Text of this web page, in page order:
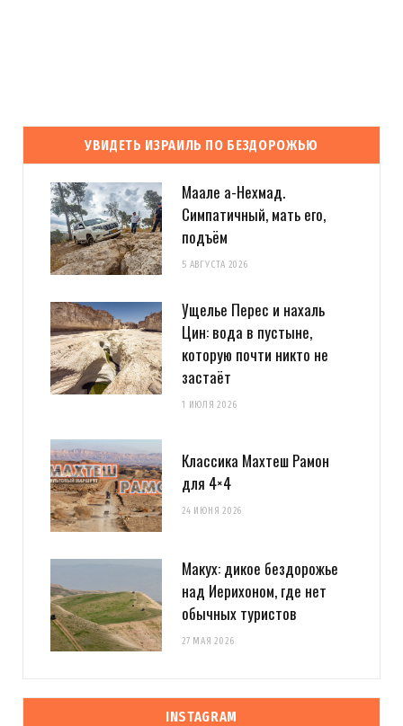
УВИДЕТЬ ИЗРАИЛЬ ПО БЕЗДОРОЖЬЮ
Маале а-Нехмад.
Симпатичный, мать его,
подъём
5 АВГУСТА 2026
Ущелье Перес и нахаль
Цин: вода в пустыне,
которую почти никто не
застаёт
1 ИЮЛЯ 2026
Классика Махтеш Рамон
для 4×4
24 ИЮНЯ 2026
Макух: дикое бездорожье
над Иерихоном, где нет
обычных туристов
27 МАЯ 2026
INSTAGRAM